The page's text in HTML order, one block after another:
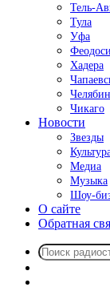
Тель-
Тула
Уфа
Хадера
Чикаго
Новости
Звезды
Медиа
Музыка
Шоу-
О сайте
Обратная